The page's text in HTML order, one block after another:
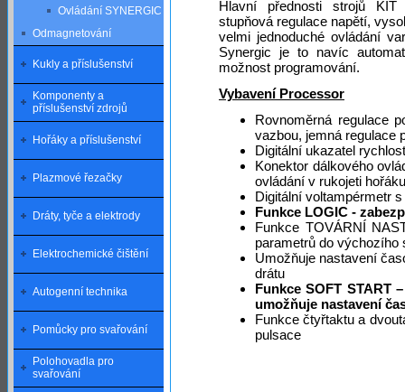
Hlavní přednosti strojů
stupňová regulace napětí,
velmi jednoduché ovládání
Synergic je to navíc
možnost programování.
Vybavení Processor
Rovnoměrná regulace
vazbou, jemná regulace
Digitální ukazatel
Konektor dálkového
ovládání v rukojeti hořáku
Digitální voltampérmetr
Funkce LOGIC -
Funkce TOVÁRNÍ
parametrů do výchozího
Umožňuje nastavení
drátu
Funkce SOFT START
umožňuje nastavení
Funkce čtyřtaktu a
pulsace
Ovládání SYNERGIC
Odmagnetování
Kukly a příslušenství
Komponenty a
příslušenství zdrojů
Hořáky a příslušenství
Plazmové řezačky
Dráty, tyče a elektrody
Elektrochemické čištění
Autogenní technika
Pomůcky pro svařování
Polohovadla pro
svařování